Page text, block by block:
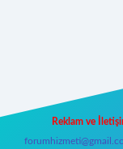
Reklam ve